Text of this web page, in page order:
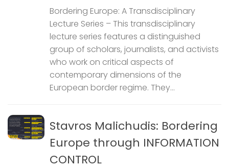
Bordering Europe: A Transdisciplinary
Lecture Series – This transdisciplinary
lecture series features a distinguished
group of scholars, journalists, and activists
who work on critical aspects of
contemporary dimensions of the
European border regime. They...
Stavros Malichudis: Bordering
Europe through INFORMATION
CONTROL